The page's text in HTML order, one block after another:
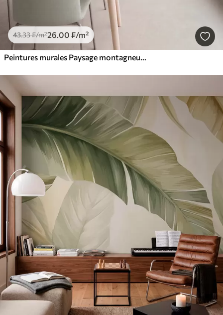
43.33₣/m²26.00 ₣/m²
Peintures murales Paysage montagneux aux reliefs variés